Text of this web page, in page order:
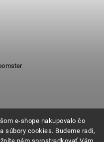
e-shope nakupovalo čo
súbory cookies. Budeme radi,